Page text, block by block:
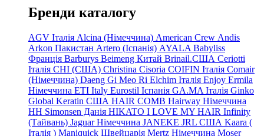
Бренди каталогу
AGV Італія Alcina (Німеччина) American Crew Andis
Arkon Пакистан Artero (Іспанія) AYALA Babyliss
Франція Barburys Beimeng Китай Brinail.США Ceriotti
Італія CHI (США) Christina Cisoria COIFIN Італія Comair
(Німеччина) Daeng Gi Meo Ri Elchim Італія Enjoy Ermila
Німеччина ETI Italy Eurostil Іспанія GA.MA Італія Ginko
Global Keratin США HAIR COMB Hairway Німеччина
HH Simonsen Данія HIKATO I LOVE MY HAIR Infinity
(Тайвань) Jaguar Німеччина JANEKE JRL США Kaara (
Італія ) Maniquick Швейцарія Mertz Німеччина Moser